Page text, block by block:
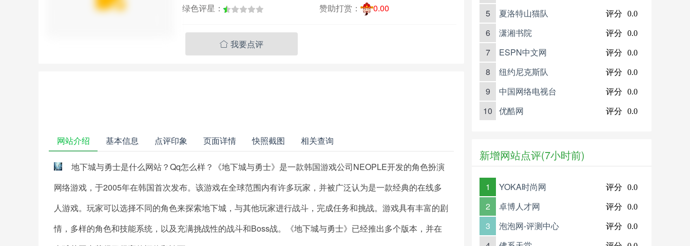
绿色评星： 赞助打赏： 0.00
 我要点评
网站介绍 基本信息 点评印象 页面详情 快照截图 相关查询
地下城与勇士是什么网站？Qq怎么样？《地下城与勇士》是一款韩国游戏公司NEOPLE开发的角色扮演
网络游戏，于2005年在韩国首次发布。该游戏在全球范围内有许多玩家，并被广泛认为是一款经典的在线多
人游戏。玩家可以选择不同的角色来探索地下城，与其他玩家进行战斗，完成任务和挑战。游戏具有丰富的剧
情，多样的角色和技能系统，以及充满挑战性的战斗和Boss战。《地下城与勇士》已经推出多个版本，并在
5 夏洛特山猫队 评分 0.0
6 潇湘书院 评分 0.0
7 ESPN中文网 评分 0.0
8 纽约尼克斯队 评分 0.0
9 中国网络电视台 评分 0.0
10 优酷网 评分 0.0
新增网站点评(7小时前)
1 YOKA时尚网 评分 0.0
2 卓博人才网 评分 0.0
3 泡泡网-评测中心 评分 0.0